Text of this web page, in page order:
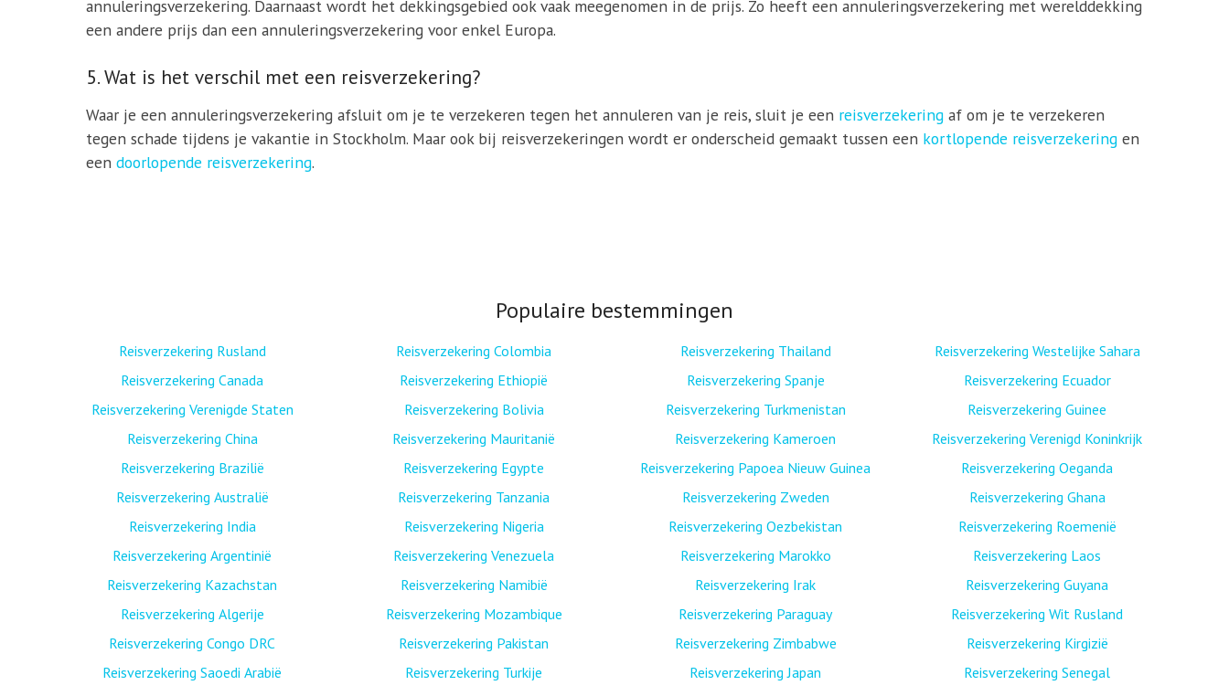
annuleringsverzekering. Daarnaast wordt het dekkingsgebied ook vaak meegenomen in de prijs. Zo heeft een annuleringsverzekering met werelddekking
een andere prijs dan een annuleringsverzekering voor enkel Europa.
5. Wat is het verschil met een reisverzekering?
Waar je een annuleringsverzekering afsluit om je te verzekeren tegen het annuleren van je reis, sluit je een reisverzekering af om je te verzekeren
tegen schade tijdens je vakantie in Stockholm. Maar ook bij reisverzekeringen wordt er onderscheid gemaakt tussen een kortlopende reisverzekering en
eendoorlopende reisverzekering.
Populaire bestemmingen
Reisverzekering Rusland
Reisverzekering Canada
Reisverzekering Verenigde Staten
Reisverzekering China
Reisverzekering Brazilië
Reisverzekering Australië
Reisverzekering India
Reisverzekering Argentinië
Reisverzekering Kazachstan
Reisverzekering Algerije
Reisverzekering Congo DRC
Reisverzekering Saoedi Arabië
Reisverzekering Colombia
Reisverzekering Ethiopië
Reisverzekering Bolivia
Reisverzekering Mauritanië
Reisverzekering Egypte
Reisverzekering Tanzania
Reisverzekering Nigeria
Reisverzekering Venezuela
Reisverzekering Namibië
Reisverzekering Mozambique
Reisverzekering Pakistan
Reisverzekering Turkije
Reisverzekering Thailand
Reisverzekering Spanje
Reisverzekering Turkmenistan
Reisverzekering Kameroen
Reisverzekering Papoea Nieuw Guinea
Reisverzekering Zweden
Reisverzekering Oezbekistan
Reisverzekering Marokko
Reisverzekering Irak
Reisverzekering Paraguay
Reisverzekering Zimbabwe
Reisverzekering Japan
Reisverzekering Westelijke Sahara
Reisverzekering Ecuador
Reisverzekering Guinee
Reisverzekering Verenigd Koninkrijk
Reisverzekering Oeganda
Reisverzekering Ghana
Reisverzekering Roemenië
Reisverzekering Laos
Reisverzekering Guyana
Reisverzekering Wit Rusland
Reisverzekering Kirgizië
Reisverzekering Senegal